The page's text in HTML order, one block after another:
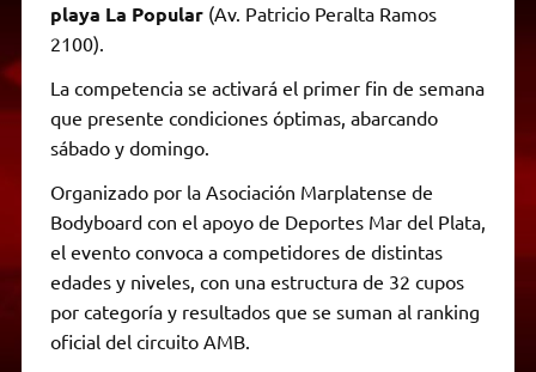
playa La Popular(Av. Patricio Peralta Ramos
2100).
La competencia se activará el primer fin de semana
que presente condiciones óptimas, abarcando
sábado y domingo.
Organizado por la Asociación Marplatense de
Bodyboard con el apoyo de Deportes Mar del Plata,
el evento convoca a competidores de distintas
edades y niveles, con una estructura de 32 cupos
por categoría y resultados que se suman al ranking
oficial del circuito AMB.